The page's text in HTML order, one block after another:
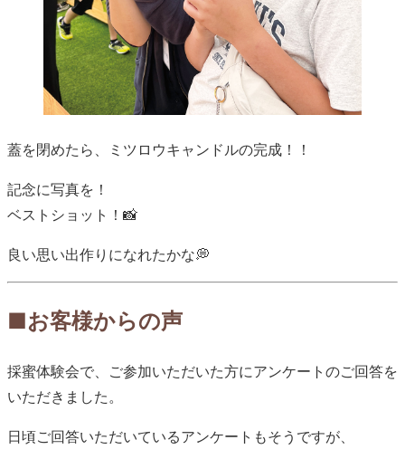
蓋を閉めたら、ミツロウキャンドルの完成！！
記念に写真を！
ベストショット！📸
良い思い出作りになれたかな💭
■お客様からの声
採蜜体験会で、ご参加いただいた方にアンケートのご回答を
いただきました。
日頃ご回答いただいているアンケートもそうですが、